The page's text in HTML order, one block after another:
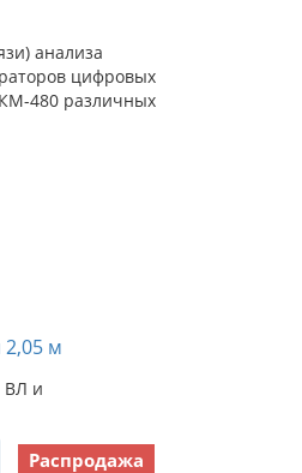
анализа
цифровых
480 различных
м
ВЛ и
Распродажа